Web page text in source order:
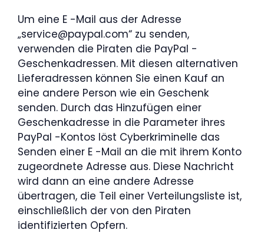
Um eine E -Mail aus der Adresse
„service@paypal.com“ zu senden,
verwenden die Piraten die PayPal -
Geschenkadressen. Mit diesen alternativen
Lieferadressen können Sie einen Kauf an
eine andere Person wie ein Geschenk
senden. Durch das Hinzufügen einer
Geschenkadresse in die Parameter ihres
PayPal -Kontos löst Cyberkriminelle das
Senden einer E -Mail an die mit ihrem Konto
zugeordnete Adresse aus. Diese Nachricht
wird dann an eine andere Adresse
übertragen, die Teil einer Verteilungsliste ist,
einschließlich der von den Piraten
identifizierten Opfern.